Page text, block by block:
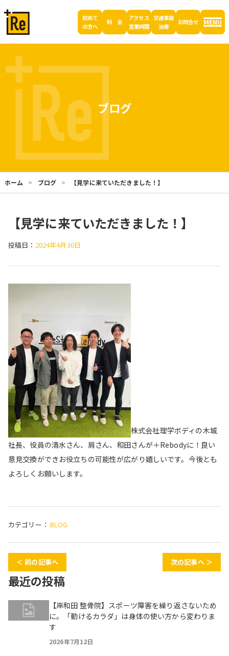
初めて
の方へ
料 金
アクセス
営業時間
交通事故
治療
お問合せ MENU
ブログ
ホーム ブログ 【見学に来ていただきました！】
【見学に来ていただきました！】
投稿日： 2024年4月30日
株式会社理学ボディの木城
社長、役員の清水さん、肩さん、和田さんが＋Rebodyに！良い
意見交換ができお役立ちの可能性が広がり嬉しいです。今後とも
よろしくお願いします。
カテゴリー： BLOG
＜ 前の記事へ 次の記事へ ＞
最近の投稿
【岸和田 整骨院】スポーツ障害を繰り返さないため
に。「動けるカラダ」は身体の使い方から変わりま
す
2026年7月12日